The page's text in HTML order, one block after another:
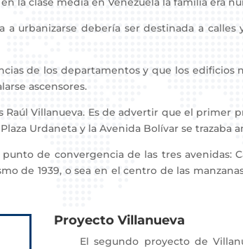
debería ser destinada a calles
de los departamentos y que los edificios
ascensores.
Villanueva. Es de advertir que el primer
Urdaneta y la Avenida Bolívar se trazaba
de convergencia de las tres avenidas:
de 1939, o sea en el centro de las
Proyecto Villanueva
El segundo proyecto de